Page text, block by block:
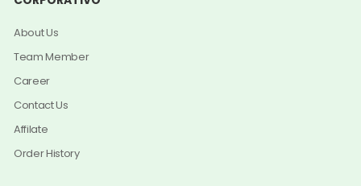
About Us
Team Member
Career
Contact Us
Affilate
Order History